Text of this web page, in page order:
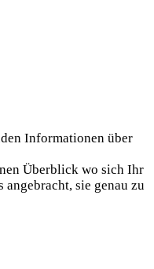
Informationen über
Überblick wo sich Ihr
sie genau zu